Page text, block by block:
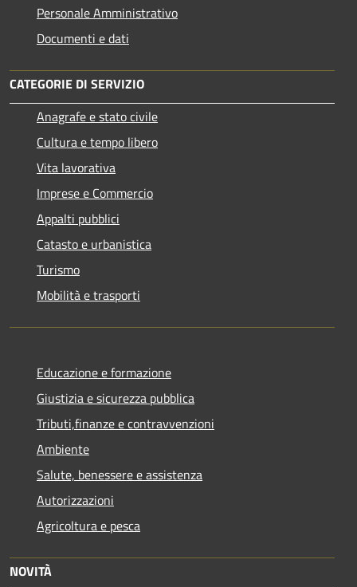
Personale Amministrativo
Documenti e dati
CATEGORIE DI SERVIZIO
Anagrafe e stato civile
Cultura e tempo libero
Vita lavorativa
Imprese e Commercio
Appalti pubblici
Catasto e urbanistica
Turismo
Mobilità e trasporti
Educazione e formazione
Giustizia e sicurezza pubblica
Tributi,finanze e contravvenzioni
Ambiente
Salute, benessere e assistenza
Autorizzazioni
Agricoltura e pesca
NOVITÀ